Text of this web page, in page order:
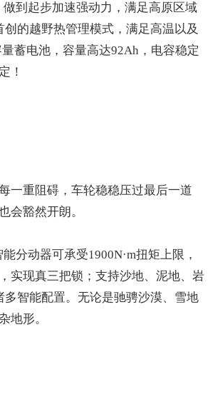
到起步加速强动力，满足高原区域
的越野热管理模式，满足高温以及
蓄电池，容量高达92Ah，电容稳定
！
一重阻碍，车轮稳稳压过最后一道
豁然开朗。
分动器可承受1900N·m扭矩上限，
实现真三把锁；支持沙地、泥地、岩
智能配置。无论是驰骋沙漠、雪地
地形。